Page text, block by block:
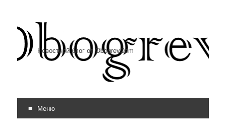
Новостной блог от ObogrevDom
Меню